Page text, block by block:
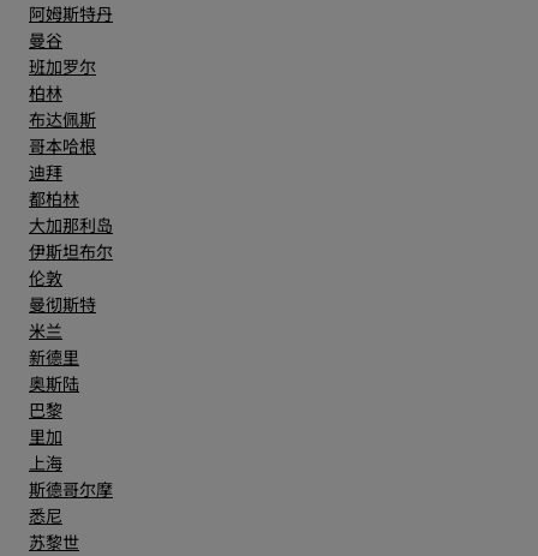
阿姆斯特丹
曼谷
班加罗尔
柏林
布达佩斯
哥本哈根
迪拜
都柏林
大加那利岛
伊斯坦布尔
伦敦
曼彻斯特
米兰
新德里
奥斯陆
巴黎
里加
上海
斯德哥尔摩
悉尼
苏黎世